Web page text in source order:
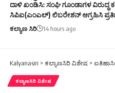
ದಾಳಿ ಖಂಡಿಸಿ: ಸಂಘಿ ಗೂಂಡಾಗಳ ವಿರುದ್ಧ
ಸಿಪಿಐ(ಎಂಎಲ್) ಲಿಬರೇಶನ್ ಆಗ್ರಹಿಸಿ
ಕಲ್ಯಾಣ ಸಿರಿ 14 hours ago
Kalyanasiri > ಕಲ್ಯಾಣಸಿರಿ ವಿಶೇಷ > ಐತಿಹಾಸಿಕ
ಕಲ್ಯಾಣಸಿರಿ ವಿಶೇಷ